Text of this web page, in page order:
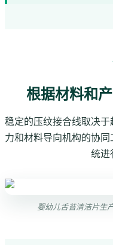
根据材料和
稳定的压纹接合线取决
力和材料导向机构的协
统进
婴幼儿舌苔清洁片生